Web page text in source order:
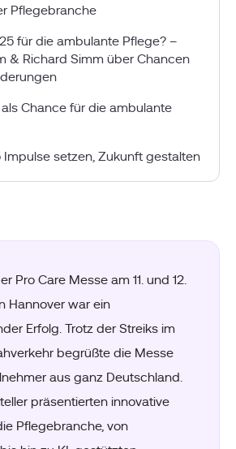
Pro Care Messe am 11. und 12.
Hannover war ein
Erfolg. Trotz der Streiks im
begrüßte die Messe
aus ganz Deutschland.
präsentierten innovative
Pflegebranche, von
Pflegebranche
für die ambulante Pflege? –
& Richard Simm über Chancen
Chance für die ambulante
Impulse setzen, Zukunft gestalten